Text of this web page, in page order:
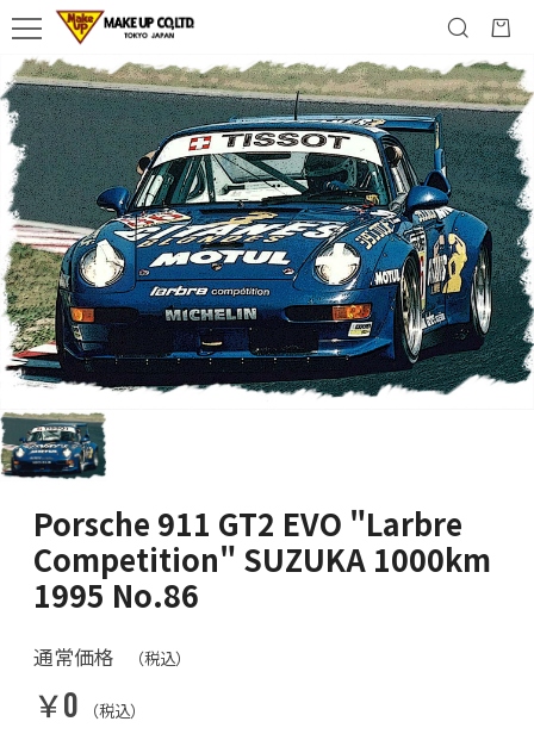
Porsche 911 GT2 EVO "Larbre
Competition" SUZUKA 1000km
1995 No.86
通常価格 （税込）
￥0 （税込）